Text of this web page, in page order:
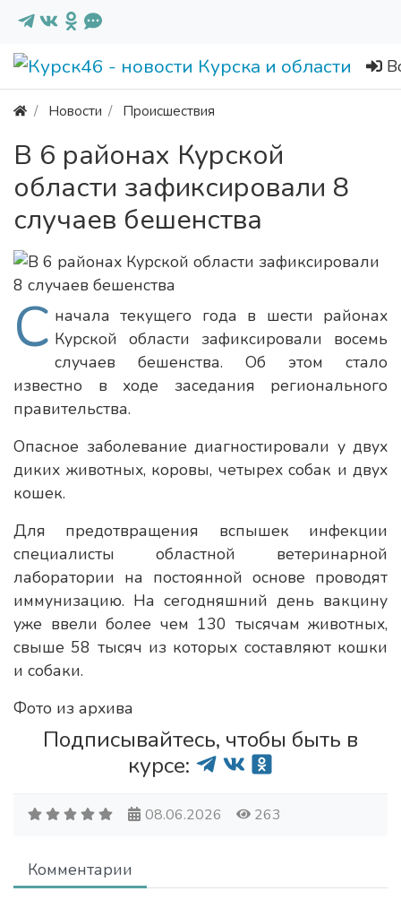
Новости Происшествия
В 6 районах Курской
области зафиксировали 8
случаев бешенства
С начала текущего года в шести районах
Курской области зафиксировали восемь
случаев бешенства. Об этом стало
известно в ходе заседания регионального
правительства.
Опасное заболевание диагностировали у двух
диких животных, коровы, четырех собак и двух
кошек.
Для предотвращения вспышек инфекции
специалисты областной ветеринарной
лаборатории на постоянной основе проводят
иммунизацию. На сегодняшний день вакцину
уже ввели более чем 130 тысячам животных,
свыше 58 тысяч из которых составляют кошки
и собаки.
Фото из архива
Подписывайтесь, чтобы быть в
курсе:
08.06.2026 263
Комментарии